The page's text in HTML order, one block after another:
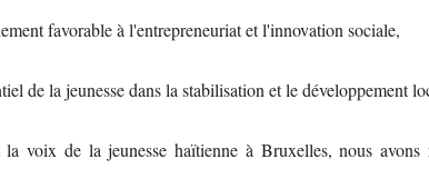
favorable à l'entrepreneuriat et l'innovation sociale,
de la jeunesse dans la stabilisation et le développement
voix de la jeunesse haïtienne à Bruxelles, nous avons